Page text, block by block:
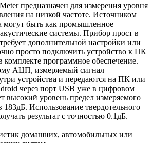
предназначен для измерения уровня
на низкой частоте. Источником
могут быть как промышленное
системы. Прибор прост в
дополнительной настройки или
просто подключить устройство к ПК
комплекте программное обеспечение.
АЦП, измеряемый сигнал
устройства и передаются на ПК или
через порт USB уже в цифровом
высокий уровень предел измеряемого
183дБ. Использование твердотельного
результат с точностью 0.1дБ.
домашних, автомобильных или